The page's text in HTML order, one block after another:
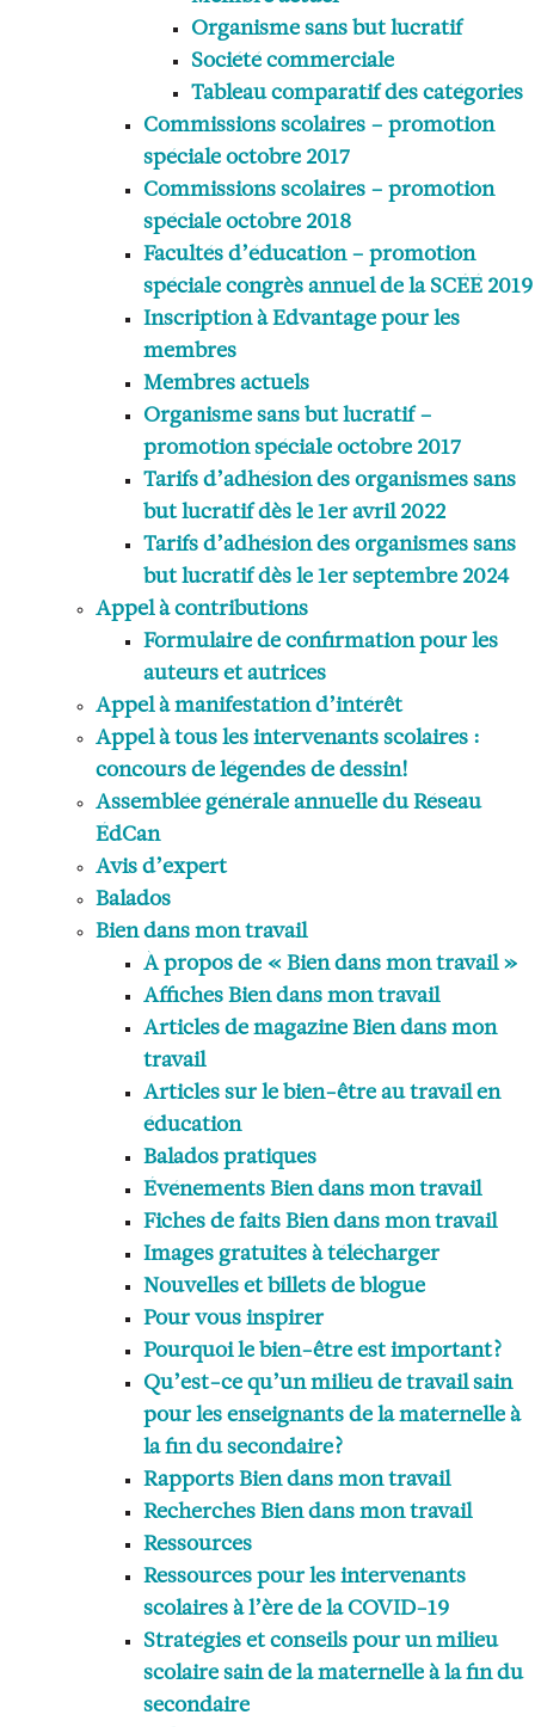
Organisme sans but lucratif
Société commerciale
Tableau comparatif des catégories
Commissions scolaires – promotion
spéciale octobre 2017
Commissions scolaires – promotion
spéciale octobre 2018
Facultés d’éducation – promotion
spéciale congrès annuel de la SCÉÉ 2019
Inscription à Edvantage pour les
membres
Membres actuels
Organisme sans but lucratif –
promotion spéciale octobre 2017
Tarifs d’adhésion des organismes sans
but lucratif dès le 1er avril 2022
Tarifs d’adhésion des organismes sans
but lucratif dès le 1er septembre 2024
Appel à contributions
Formulaire de confirmation pour les
auteurs et autrices
Appel à manifestation d’intérêt
Appel à tous les intervenants scolaires :
concours de légendes de dessin!
Assemblée générale annuelle du Réseau
ÉdCan
Avis d’expert
Balados
Bien dans mon travail
À propos de « Bien dans mon travail »
Affiches Bien dans mon travail
Articles de magazine Bien dans mon
travail
Articles sur le bien-être au travail en
éducation
Balados pratiques
Événements Bien dans mon travail
Fiches de faits Bien dans mon travail
Images gratuites à télécharger
Nouvelles et billets de blogue
Pour vous inspirer
Pourquoi le bien-être est important?
Qu’est-ce qu’un milieu de travail sain
pour les enseignants de la maternelle à
la fin du secondaire?
Rapports Bien dans mon travail
Recherches Bien dans mon travail
Ressources
Ressources pour les intervenants
scolaires à l’ère de la COVID-19
Stratégies et conseils pour un milieu
scolaire sain de la maternelle à la fin du
secondaire